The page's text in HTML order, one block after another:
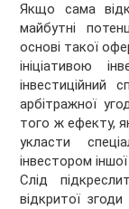
Якщо сама
майбутні
основі такої
ініціативою
інвестиційний
арбітражної
того ж ефекту,
укласти
інвестором
Слід
відкритої